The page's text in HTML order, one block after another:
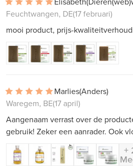
Feuchtwangen, DE(17 februari)
mooi product, prijs-
Marlies(Anders)
Waregem, BE(17 april)
Aangenaam verrast over de
gebruik! Zeker een aanrader. Ook
+